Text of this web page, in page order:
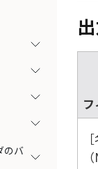
のバ